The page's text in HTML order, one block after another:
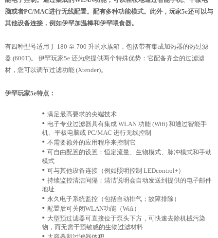
脑或者PC/MAC进行无线配置。配有多种功能模式。此外，玩家5e还可以与
其他设备连接，例如伊罕加温棒和伊罕喂食器。
有四种型号适用于 180 至 700 升的水族箱，包括带有集成加热器的热过滤
器 (600T)。 伊罕玩家5e 还为您提供两个特殊优势：它配备齐全的过滤滤
材，您可以调节过滤功能 (Xtender)。
伊罕玩家5e特点：
• 满足最高要求的尖端技术
• 电子专业过滤器具有集成 WLAN 功能 (Wifi) 和通过智能手
机、平板电脑或 PC/MAC 进行无线控制
• 不需要额外的应用程序来控制它
• 可自由配置的设置：恒定流量、生物模式、脉冲模式和手动
模式
• 可与其他设备连接（例如照明控制 LEDcontrol+）
• 持续监控清洁间隔；清洁说明会自动发送到提供的电子邮件
地址
• 永久电子系统监控（包括自动排气；故障排除）
• 配置后可关闭WLAN功能（Wifi）
• 大型预过滤器可直接位于泵头下方，可快速去除机械污染
物，而无需干预敏感的生物过滤材料
•